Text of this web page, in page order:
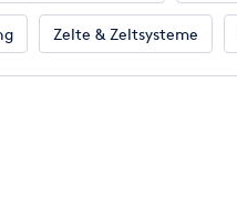
Zelte & Zeltsysteme